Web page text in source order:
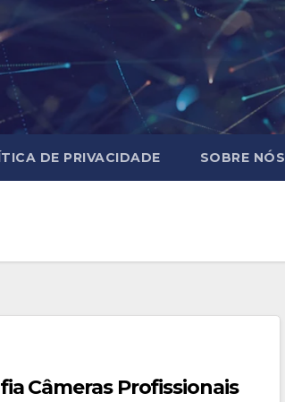
DE PRIVACIDADE SOBRE NÓS
Câmeras Profissionais